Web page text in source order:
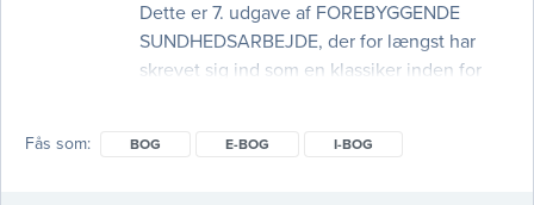
Dette er 7. udgave af FOREBYGGENDE
SUNDHEDSARBEJDE, der for længst har
skrevet sig ind som en klassiker inden for
periode på 35 år fået status af et alment
Fås som BOG E-BOG I-BOG